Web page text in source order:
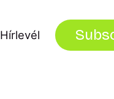
Hírlevél